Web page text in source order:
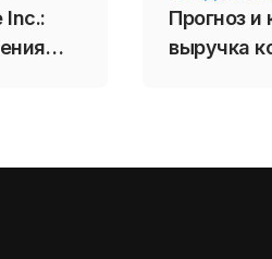
Inc.:
Прогноз и
выручка